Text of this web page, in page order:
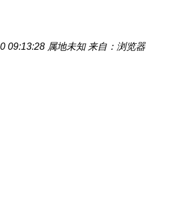
09:13:28 属地未知 来自：浏览器